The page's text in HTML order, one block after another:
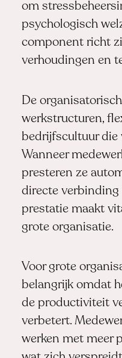
om
psychologisch
component richt
verhoudingen en
De
werkstructuren,
bedrijfscultuur
Wanneer
presteren ze
directe verbinding
prestatie maakt
grote organisatie.
Voor grote
belangrijk omdat
de productiviteit
verbetert.
werken met meer